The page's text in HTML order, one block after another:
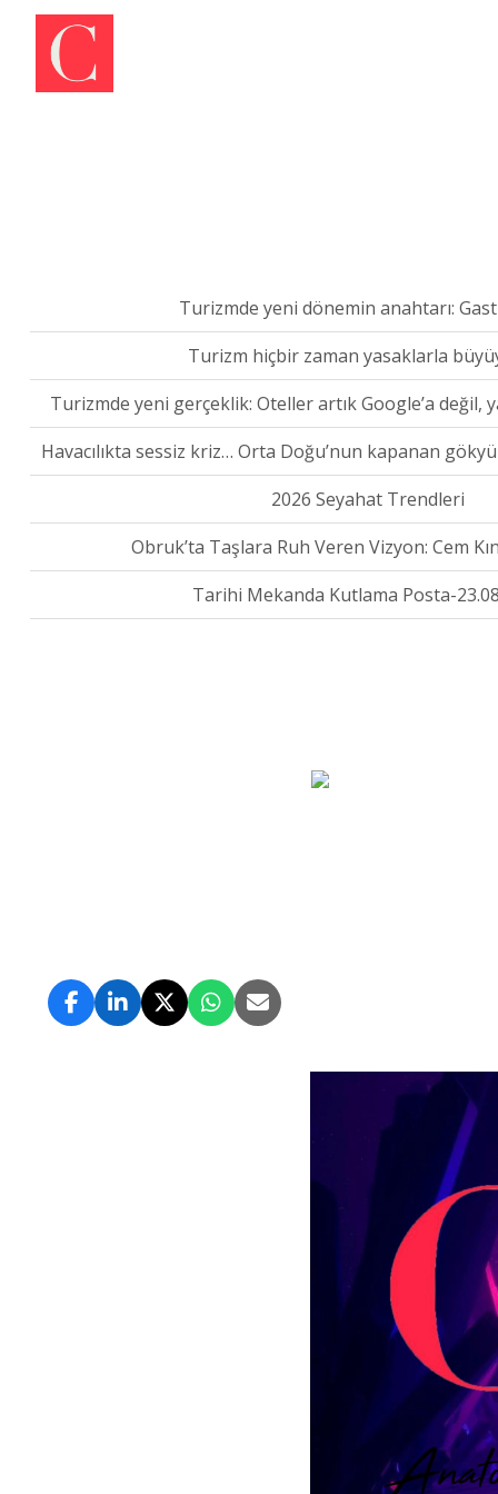
Turizm hiçbir zaman yasaklarla
Turizmde yeni gerçeklik: Oteller artık Google’a değil,
Havacılıkta sessiz kriz… Orta Doğu’nun kapanan
2026 Seyahat Trendleri
Obruk’ta Taşlara Ruh Veren Vizyon: Cem
Tarihi Mekanda Kutlama Posta-
Turizmde yeni dönemin anahtarı: